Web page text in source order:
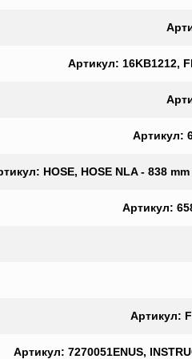
Артикул: 16KB1212,
Артикул:
HOSE, HOSE NLA - 838
Артикул:
Артикул:
Артикул: 7270051ENUS,